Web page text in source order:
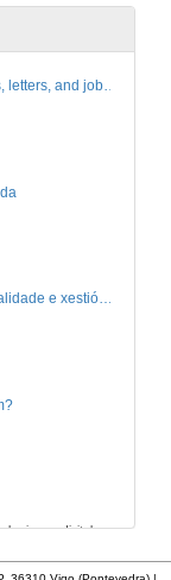
An introduction to CV’s, letters, and job searching
Traducción editorial: calidade e xestión de proxectos
Definición e parámetros dunha imaxe dixital. Resolución e Aspecto. Profundidade da cor. Compresión. Frame por segundo. Entrelazado. Campos, cadros